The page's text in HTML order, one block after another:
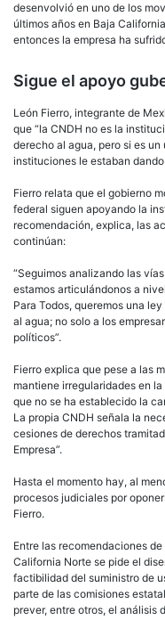
desenvolvió en uno de los
últimos años en Baja
entonces la empresa ha
Sigue el apoyo
León Fierro, integrante de
que “la CNDH no es la
derecho al agua, pero si es
instituciones le estaban
Fierro relata que el gobierno
federal siguen apoyando la
recomendación, explica, las
continúan:
“Seguimos analizando las
estamos articulándonos a
Para Todos, queremos una
al agua; no solo a los
políticos”.
Fierro explica que pese a las
mantiene irregularidades en
que no se ha establecido la
La propia CNDH señala la
cesiones de derechos
Empresa”.
Hasta el momento hay, al
procesos judiciales por
Fierro.
Entre las recomendaciones
California Norte se pide el
factibilidad del suministro de
parte de las comisiones
prever, entre otros, el análisis